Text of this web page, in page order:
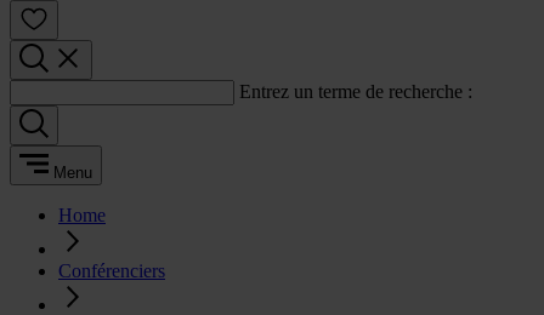
Entrez un terme de recherche :
Menu
Home
Conférenciers